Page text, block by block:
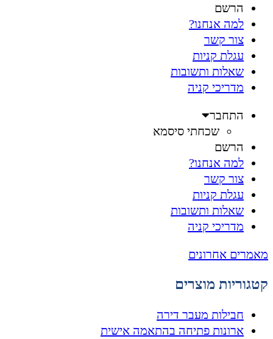
הרשם
למה אנחנו?
צור קשר
עגלת קניות
שאלות ותשובות
מדריכי קניה
התחבר
שכחתי סיסמא
הרשם
למה אנחנו?
צור קשר
עגלת קניות
שאלות ותשובות
מדריכי קניה
מאמרים אחרונים
קטגוריות מוצרים
חבילות מעבר דירה
ארונות פתיחה בהתאמה אישית